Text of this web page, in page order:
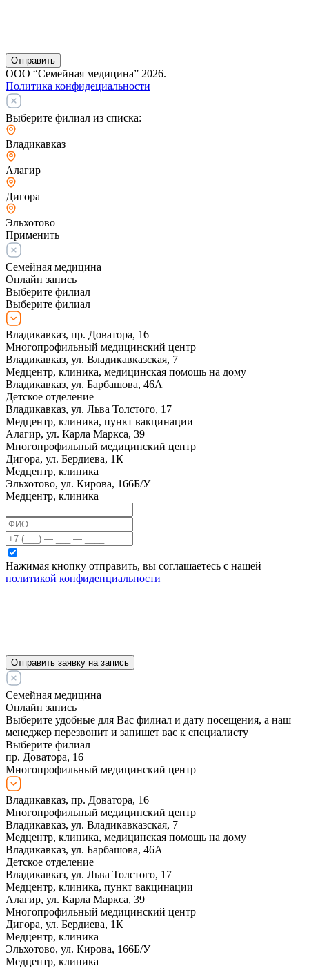
Отправить
ООО “Семейная медицина” 2026.
Политика конфидециальности
Выберите филиал из списка:
Владикавказ
Алагир
Дигора
Эльхотово
Применить
Семейная медицина
Онлайн запись
Выберите филиал
Выберите филиал
Владикавказ, пр. Доватора, 16
Многопрофильный медицинский центр
Владикавказ, ул. Владикавказская, 7
Медцентр, клиника, медицинская помощь на дому
Владикавказ, ул. Барбашова, 46А
Детское отделение
Владикавказ, ул. Льва Толстого, 17
Медцентр, клиника, пункт вакцинации
Алагир, ул. Карла Маркса, 39
Многопрофильный медицинский центр
Дигора, ул. Бердиева, 1К
Медцентр, клиника
Эльхотово, ул. Кирова, 166Б/У
Медцентр, клиника
Нажимая кнопку отправить, вы соглашаетесь с нашей
политикой конфиденциальности
Отправить заявку на запись
Семейная медицина
Онлайн запись
Выберите удобные для Вас филиал и дату посещения, а наш
менеджер перезвонит и запишет вас к специалисту
Выберите филиал
пр. Доватора, 16
Многопрофильный медицинский центр
Владикавказ, пр. Доватора, 16
Многопрофильный медицинский центр
Владикавказ, ул. Владикавказская, 7
Медцентр, клиника, медицинская помощь на дому
Владикавказ, ул. Барбашова, 46А
Детское отделение
Владикавказ, ул. Льва Толстого, 17
Медцентр, клиника, пункт вакцинации
Алагир, ул. Карла Маркса, 39
Многопрофильный медицинский центр
Дигора, ул. Бердиева, 1К
Медцентр, клиника
Эльхотово, ул. Кирова, 166Б/У
Медцентр, клиника